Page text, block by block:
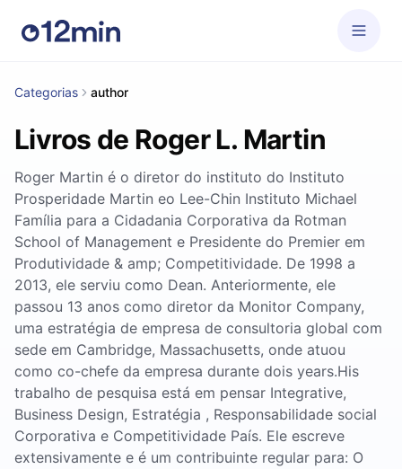
Categorias author
Livros de Roger L. Martin
Roger Martin é o diretor do instituto do Instituto
Prosperidade Martin eo Lee-Chin Instituto Michael
Família para a Cidadania Corporativa da Rotman
School of Management e Presidente do Premier em
Produtividade & amp; Competitividade. De 1998 a
2013, ele serviu como Dean. Anteriormente, ele
passou 13 anos como diretor da Monitor Company,
uma estratégia de empresa de consultoria global com
sede em Cambridge, Massachusetts, onde atuou
como co-chefe da empresa durante dois years.His
trabalho de pesquisa está em pensar Integrative,
Business Design, Estratégia , Responsabilidade social
Corporativa e Competitividade País. Ele escreve
extensivamente e é um contribuinte regular para: O